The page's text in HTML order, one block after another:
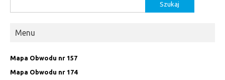
Menu
Mapa Obwodu nr 157
Mapa Obwodu nr 174